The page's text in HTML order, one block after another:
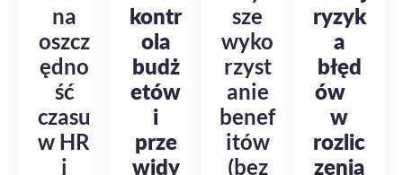
na
oszcz
ędno
ść
czasu
w HR
i
kontr
ola
budż
etów
i
prze
widy
sze
wyko
rzyst
anie
benef
itów
(bez
ryzyk
a
błęd
ów
w
rozlic
zenia